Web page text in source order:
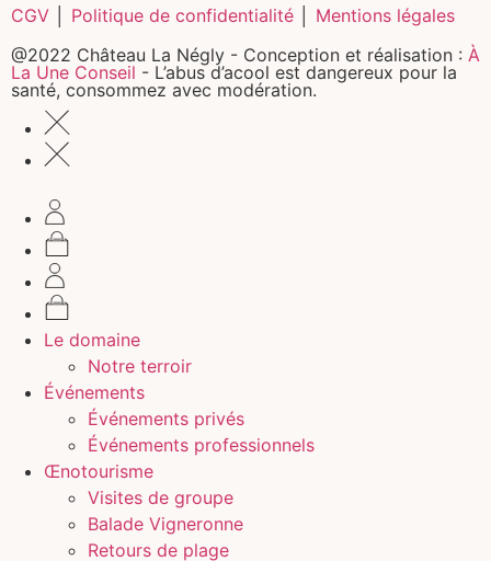
CGV Politique de confidentialité
Mentions légales
@2022 Château La Négly - Conception et réalisation : À
La Une Conseil - L’abus d’acool est dangereux pour la
santé, consommez avec modération.
Le domaine
Notre terroir
Événements
Événements privés
Événements professionnels
Œnotourisme
Visites de groupe
Balade Vigneronne
Retours de plage